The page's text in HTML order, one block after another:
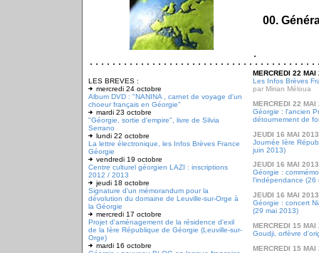
00.
LES BREVES :
mercredi 24 octobre
Album DVD : "NANINA , carnet de voyage d'un
choeur français en Géorgie"
mardi 23 octobre
"Géorgie, sortie d'empire", livre de Silvia
Serrano
lundi 22 octobre
La lettre électronique, les Infos Brèves France
Géorgie
vendredi 19 octobre
Centre culturel géorgien LAZI : inscriptions
2012 / 2013
jeudi 18 octobre
Signature d'un mémorandum pour la
dévolution du domaine de Leuville-sur-Orge à
la Géorgie
mercredi 17 octobre
Projet d'aménagement de la résidence d'exil
de la Ière République de Géorgie (Leuville-sur-
Orge)
mardi 16 octobre
MERCREDI 22 MAI
Les Infos Brèves
par Mirian Méloua
MERCREDI 22 MAI
Géorgie : l'ancien
détournement de
JEUDI 16 MAI 2013
Journée Ière
juin 2013)
JEUDI 16 MAI 2013
Géorgie :
l'indépendance (26
JEUDI 16 MAI 2013
Géorgie : concert
(29 mai 2013)
MERCREDI 15 MAI
Goudji, orfèvre
MERCREDI 15 MAI